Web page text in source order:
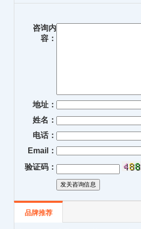
咨询内
容：
地址：
姓名：
电话：
Email：
验证码：
品牌推荐